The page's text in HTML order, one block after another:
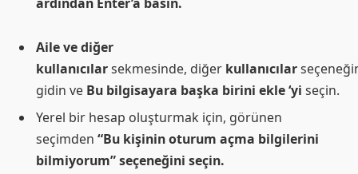
Aile ve diğer
kullanıcılarsekmesinde, diğer kullanıcılar
gidin ve Bu bilgisayara başka birini ekle ‘yi seçin.
Yerel bir hesap oluşturmak için, görünen
seçimden “Bu kişinin oturum açma bilgilerini
bilmiyorum” seçeneğini seçin.